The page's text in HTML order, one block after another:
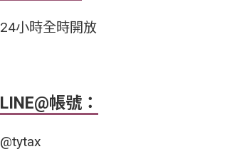
24小時全時開放
LINE@帳號：
@tytax